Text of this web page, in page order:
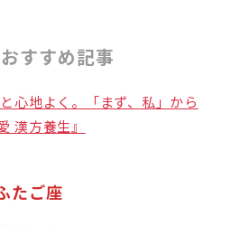
すすめ記事
心地よく。「まず、私」から
漢方養生』
たご座